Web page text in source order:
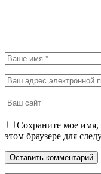
Сохраните мое имя,
этом браузере для